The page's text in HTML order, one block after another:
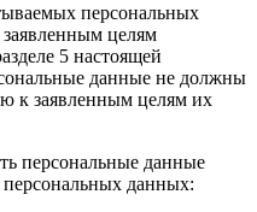
персональных
целям
5 настоящей
данные не должны
к заявленным целям их
персональные данные
данных: